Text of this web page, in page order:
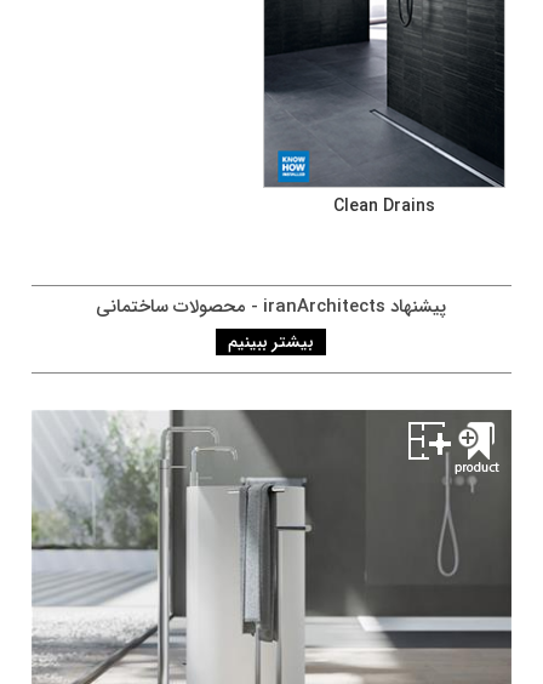
Clean Drains
پيشنهاد iranArchitects - محصولات ساختمانی
بیشتر ببینیم